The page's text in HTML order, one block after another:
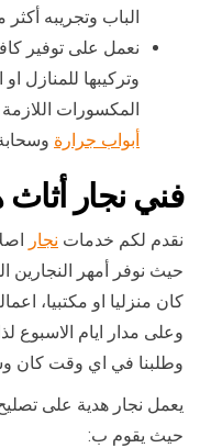
الباب وتجريبه
نعمل على توفير
وتركيبها للمنازل
المكسورات
أبواب جرارة
فني نجار أثاث
نقدم لكم خدمات نجار
حيث نوفر أمهر النجارين
كان منزليا او مكتبيا،
وعلى مدار ايام الاسبوع
وطلبنا في اي وقت كان
يعمل نجار هدية على
حيث يقوم ب: